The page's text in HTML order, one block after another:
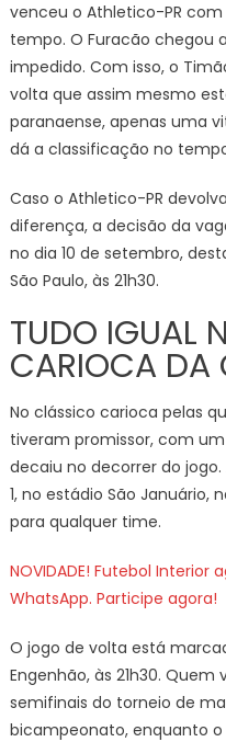
venceu o Athletico-PR
tempo. O Furacão chegou
impedido. Com isso, o
volta que assim mesmo
paranaense, apenas uma
dá a classificação no
Caso o Athletico-PR
diferença, a decisão da
no dia 10 de setembro,
São Paulo, às 21h30.
TUDO IGUAL
CARIOCA DA
No clássico carioca pelas
tiveram promissor, com
decaiu no decorrer do
1, no estádio São Januário,
para qualquer time.
NOVIDADE! Futebol Interior
WhatsApp. Participe agora!
O jogo de volta está
Engenhão, às 21h30.
semifinais do torneio de
bicampeonato, enquanto